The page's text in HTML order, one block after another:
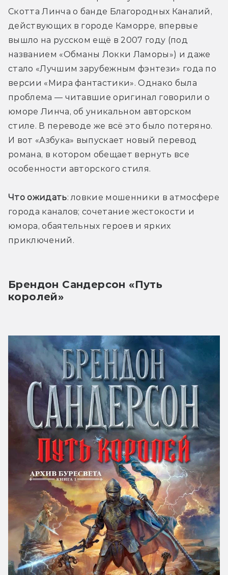
Скотта Линча о банде Благородных Каналий,
действующих в городе Каморре, впервые
вышло на русском ещё в 2007 году (под
названием «Обманы Локки Ламоры») и даже
стало «Лучшим зарубежным фэнтези» года по
версии «Мира фантастики». Однако была
проблема — читавшие оригинал говорили о
юморе Линча, об уникальном авторском
стиле. В переводе же всё это было потеряно.
И вот «Азбука» выпускает новый перевод
романа, в котором обещает вернуть все
особенности авторского стиля.
Что ожидать: ловкие мошенники в атмосфере
города каналов; сочетание жестокости и
юмора, обаятельных героев и ярких
приключений.
Брендон Сандерсон «Путь
королей»